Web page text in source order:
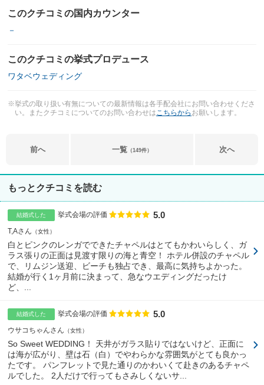
このクチコミの国内カウンター
－
このクチコミの挙式プロデュース
ワタベウェディング
※挙式の取り扱い有無についての最新情報は各手配会社にお問い合わせくださ
い。またクチコミについてのお問い合わせはこちらから お願いします。
前へ 一覧 （149件） 次へ
もっとクチコミを読む
結婚式した 挙式会場の評価 点数
5.0
T,Aさん 女性
白とピンクのレンガでできたチャペルはとてもかわいらしく、ガ
ラス張りの正面は見渡す限りの海と青空！ ホテル併設のチャペル
で、リムジン送迎、ビーチも独占でき、最高に気持ちよかった。
結婚が行く1ヶ月前に決まって、急なウエディングだったけ
ど、...
結婚式した 挙式会場の評価 点数
5.0
ウサコちゃんさん 女性
So Sweet WEDDING！ 天井がガラス貼りではないけど、正面に
は海が広がり、壁は石（白）でやわらかな雰囲気がとても良かっ
たです。 パンフレットで見た通りのかわいくて赴きのあるチャペ
ルでした。 2人だけで行ってもさみしくないサ...